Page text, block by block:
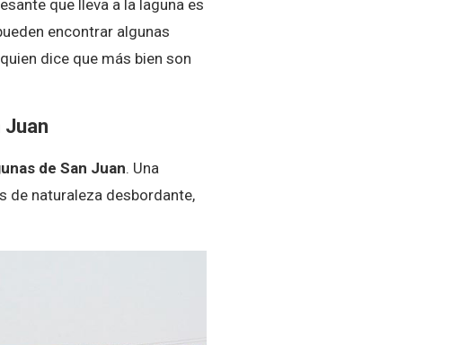
que lleva a la laguna es
encontrar algunas
dice que más bien son
de San Juan. Una
de naturaleza desbordante,